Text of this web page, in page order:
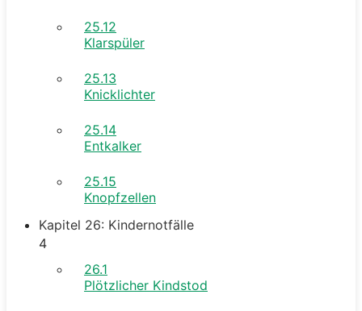
25.12
Klarspüler
25.13
Knicklichter
25.14
Entkalker
25.15
Knopfzellen
Kapitel 26: Kindernotfälle
4
26.1
Plötzlicher Kindstod